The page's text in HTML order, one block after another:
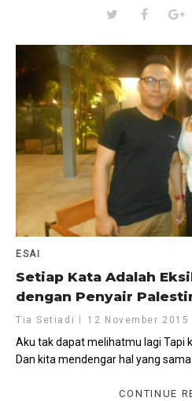
ESAI
Setiap Kata Adalah
dengan Penyair
Tia Setiadi 12 November 2015
Aku tak dapat melihatmu lagi Tapi
Dan kita mendengar hal yang
CONTINUE